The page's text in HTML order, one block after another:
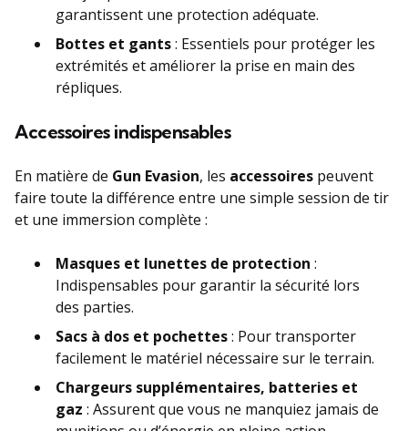
garantissent une protection adéquate.
Bottes et gants: Essentiels pour protéger les
extrémités et améliorer la prise en main des
répliques.
Accessoires indispensables
En matière de Gun Evasion, les accessoires peuvent
faire toute la différence entre une simple session de tir
et une immersion complète :
Masques et lunettes de protection :
Indispensables pour garantir la sécurité lors
des parties.
Sacs à dos et pochettes: Pour transporter
facilement le matériel nécessaire sur le terrain.
Chargeurs supplémentaires, batteries et
gaz : Assurent que vous ne manquiez jamais de